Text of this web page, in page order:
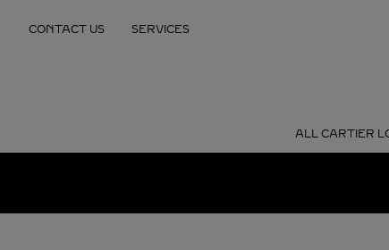
CONTACT US SERVICES
ALL CARTIER